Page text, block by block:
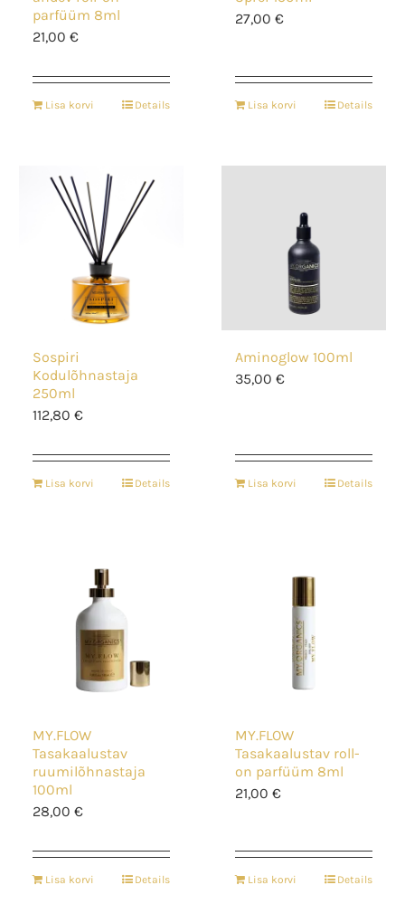
parfüüm 8ml
21,00 €
Lisa korvi Details
27,00 €
Lisa korvi Details
Sospiri
Kodulõhnastaja
250ml
112,80 €
Lisa korvi Details
Aminoglow 100ml
35,00 €
Lisa korvi Details
MY.FLOW
Tasakaalustav
ruumilõhnastaja
100ml
28,00 €
Lisa korvi Details
MY.FLOW
Tasakaalustav roll-
on parfüüm 8ml
21,00 €
Lisa korvi Details